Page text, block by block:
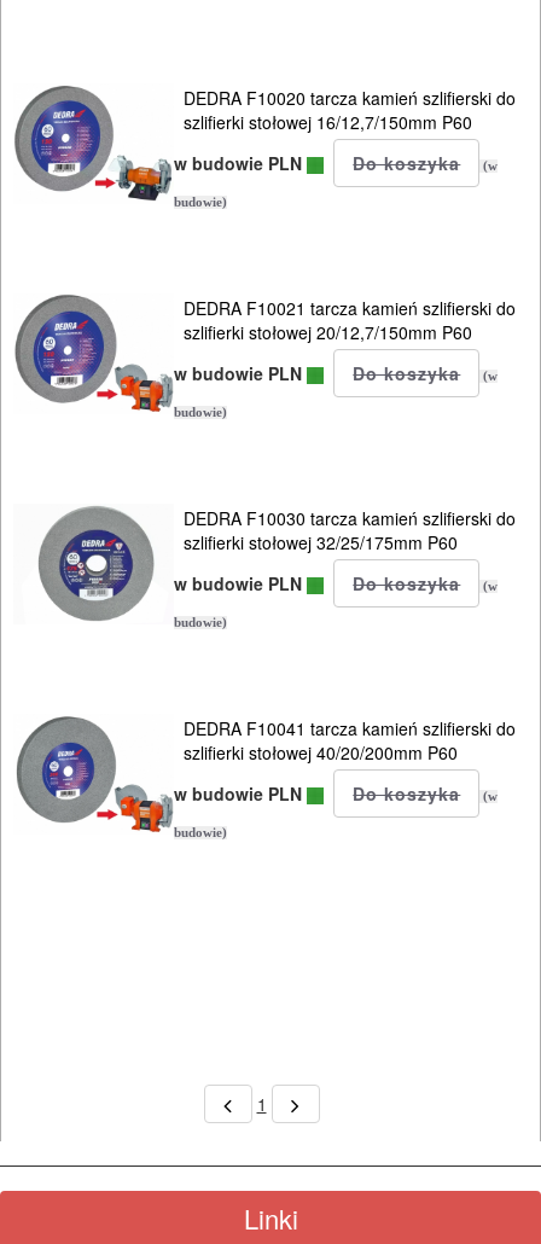
wyrzynarki
zgrzewarki
system
nasadek
MULTIEVO
B&D
OSPRZĘT
AKCESORIA
MAGAZYNOWANIE
I
TRANSPORTOWANIE
GLAZURNICZE
MASZYNKI
DEDRA F10020 tarcza kamień szlifierski do
szlifierki stołowej 16/12,7/150mm P60
w budowie PLN
(w
budowie)
DEDRA F10021 tarcza kamień szlifierski do
szlifierki stołowej 20/12,7/150mm P60
w budowie PLN
(w
budowie)
DEDRA F10030 tarcza kamień szlifierski do
szlifierki stołowej 32/25/175mm P60
w budowie PLN
(w
budowie)
DEDRA F10041 tarcza kamień szlifierski do
szlifierki stołowej 40/20/200mm P60
w budowie PLN
(w
budowie)
1
Linki